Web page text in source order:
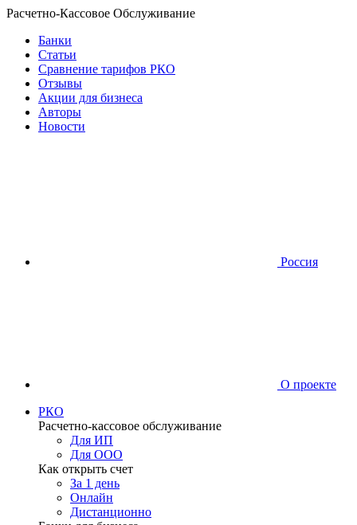
Расчетно-Кассовое Обслуживание
Банки
Статьи
Сравнение тарифов РКО
Отзывы
Акции для бизнеса
Авторы
Новости
Россия
О проекте
РКО
Расчетно-кассовое обслуживание
Для ИП
Для ООО
Как открыть счет
За 1 день
Онлайн
Дистанционно